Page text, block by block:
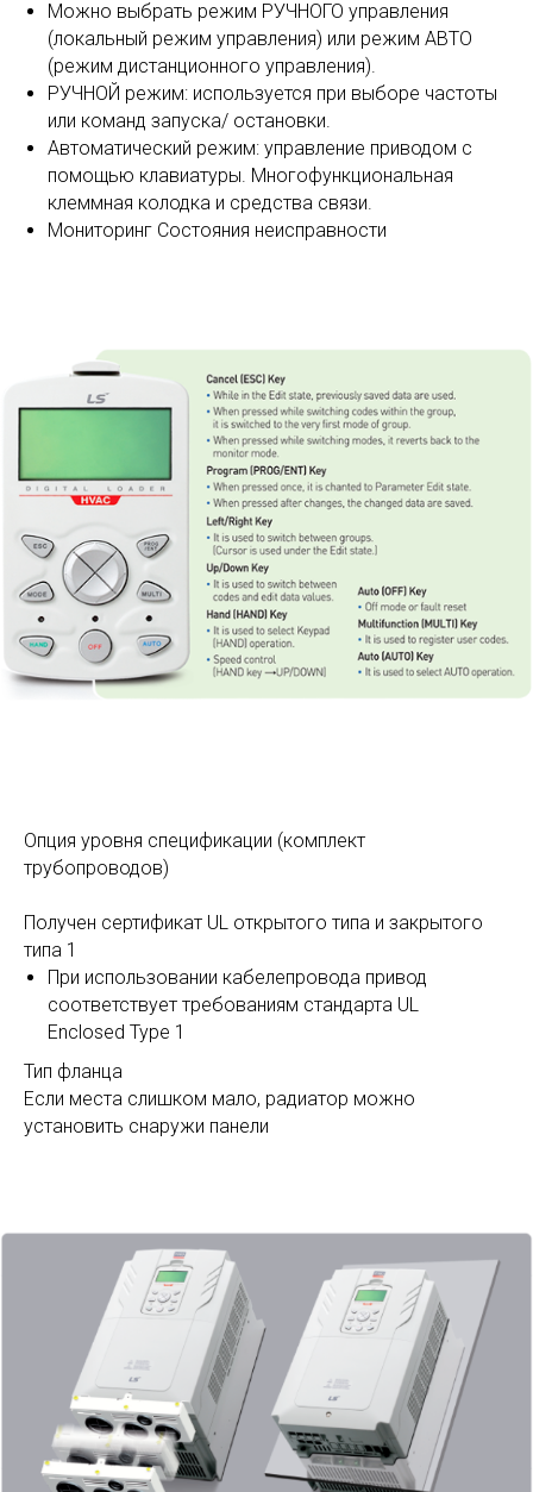
Можно выбрать режим РУЧНОГО управления
(локальный режим управления) или режим АВТО
(режим дистанционного управления).
РУЧНОЙ режим: используется при выборе частоты
или команд запуска/ остановки.
Автоматический режим: управление приводом с
помощью клавиатуры. Многофункциональная
клеммная колодка и средства связи.
Мониторинг Состояния неисправности
Опция уровня спецификации (комплект
трубопроводов)
Получен сертификат UL открытого типа и закрытого
типа 1
При использовании кабелепровода привод
соответствует требованиям стандарта UL
Enclosed Type 1
Тип фланца
Если места слишком мало, радиатор можно
установить снаружи панели